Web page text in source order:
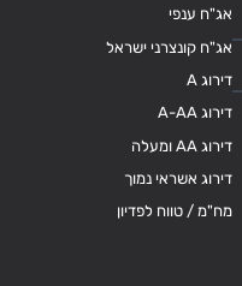
אג"ח ענפי
אג"ח קונצרני ישראל
דירוג A
דירוג A-AA
דירוג AA ומעלה
דירוג אשראי נמוך
מח"מ / טווח לפדיון